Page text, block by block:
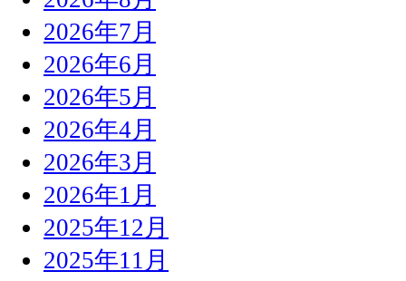
2026年7月
2026年6月
2026年5月
2026年4月
2026年3月
2026年1月
2025年12月
2025年11月